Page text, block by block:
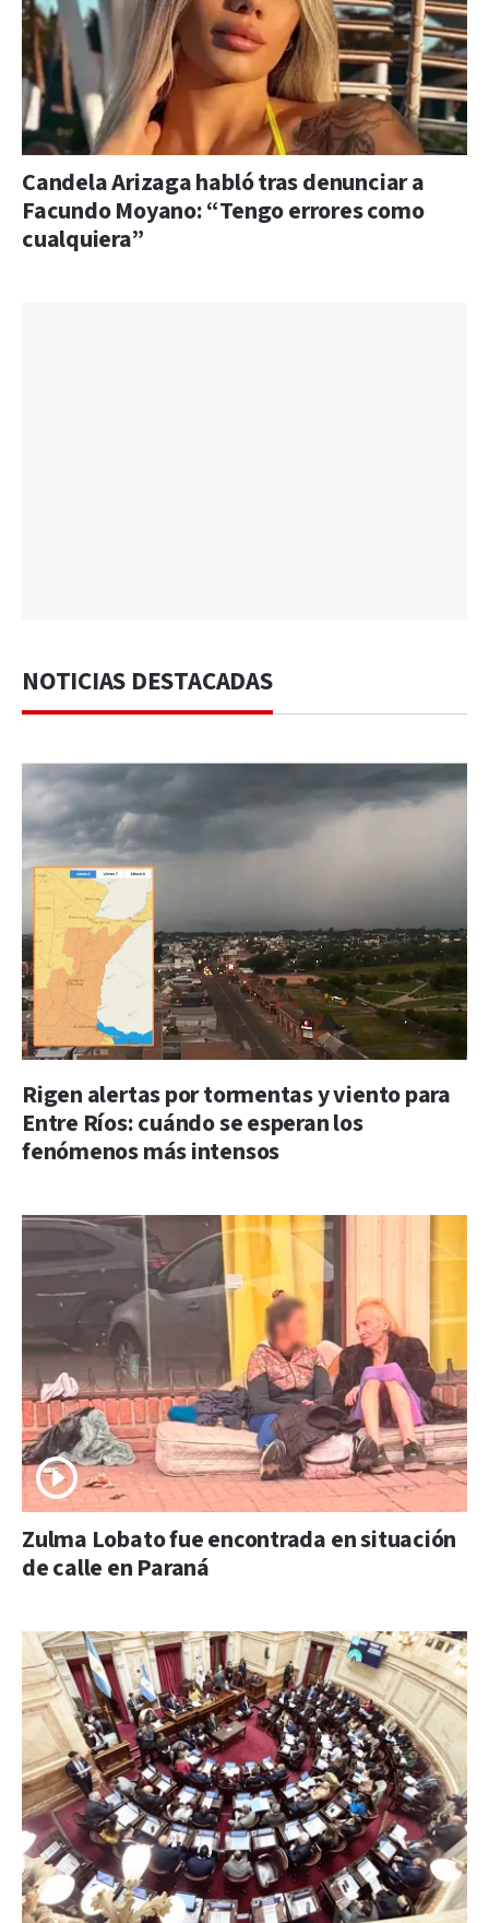
Candela Arizaga habló tras denunciar a
Facundo Moyano: “Tengo errores como
cualquiera”
NOTICIAS DESTACADAS
Rigen alertas por tormentas y viento para
Entre Ríos: cuándo se esperan los
fenómenos más intensos
Zulma Lobato fue encontrada en situación
de calle en Paraná